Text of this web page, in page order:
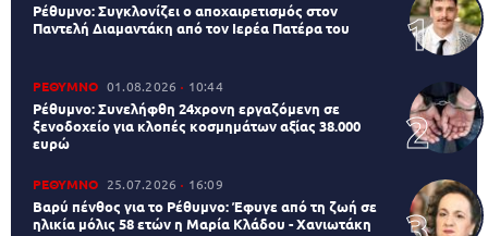
Ρέθυμνο: Συγκλονίζει ο αποχαιρετισμός στον
Παντελή Διαμαντάκη από τον Ιερέα Πατέρα του
ΡΕΘΥΜΝΟ 01.08.2026 10:44
Ρέθυμνο: Συνελήφθη 24χρονη εργαζόμενη σε
ξενοδοχείο για κλοπές κοσμημάτων αξίας 38.000
ευρώ
ΡΕΘΥΜΝΟ 25.07.2026 16:09
Βαρύ πένθος για το Ρέθυμνο: Έφυγε από τη ζωή σε
ηλικία μόλις 58 ετών η Μαρία Κλάδου - Χανιωτάκη